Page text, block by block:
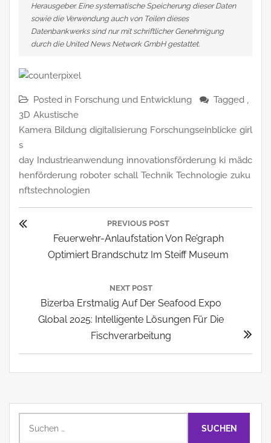
Herausgeber. Eine systematische Speicherung dieser Daten
sowie die Verwendung auch von Teilen dieses
Datenbankwerks sind nur mit schriftlicher Genehmigung
durch die United News Network GmbH gestattet.
Posted in Forschung und Entwicklung
Tagged ,
3D Akustische
Kamera Bildung digitalisierung Forschungseinblicke girl
s
day Industrieanwendung innovationsförderung ki mädc
henförderung roboter schall Technik Technologie zuku
nftstechnologien
Beitragsnavigation
PREVIOUS POST
Previous
Post:
Feuerwehr-Anlaufstation Von Re’graph
Optimiert Brandschutz Im Steiff Museum
NEXT POST
Next
Post:
Bizerba Erstmalig Auf Der Seafood Expo
Global 2025: Intelligente Lösungen Für Die
Fischverarbeitung
nach: